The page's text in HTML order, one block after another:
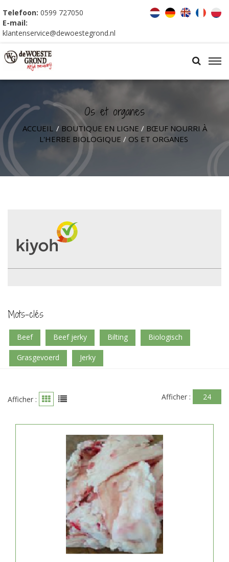
Telefoon: 0599 727050
E-mail:
klantenservice@dewoestegrond.nl
Os et organes
ACCUEIL / BOUTIQUE EN LIGNE / BŒUF NOURRI À
L'HERBE BIOLOGIQUE / OS ET ORGANES
Mots-clés
beef beef jerky bilting biologisch
grasgevoerd jerky
Afficher : Afficher : 24